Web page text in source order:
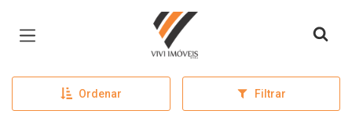
Página inicial
Ordenar Filtrar